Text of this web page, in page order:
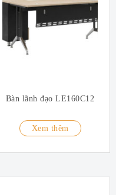
Bàn lãnh đạo LE160C12
Xem thêm